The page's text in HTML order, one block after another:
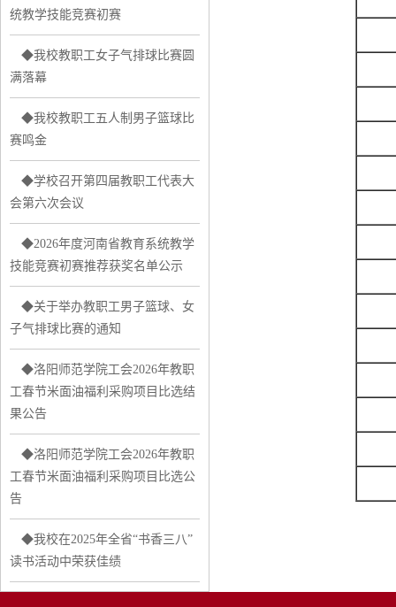
统教学技能竞赛初赛
◆我校教职工女子气排球比赛圆
满落幕
◆我校教职工五人制男子篮球比
赛鸣金
◆学校召开第四届教职工代表大
会第六次会议
◆2026年度河南省教育系统教学
技能竞赛初赛推荐获奖名单公示
◆关于举办教职工男子篮球、女
子气排球比赛的通知
◆洛阳师范学院工会2026年教职
工春节米面油福利采购项目比选结
果公告
◆洛阳师范学院工会2026年教职
工春节米面油福利采购项目比选公
告
◆我校在2025年全省“书香三八”
读书活动中荣获佳绩